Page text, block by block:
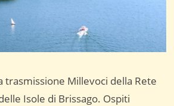
trasmissione Millevoci della Rete
Isole di Brissago. Ospiti